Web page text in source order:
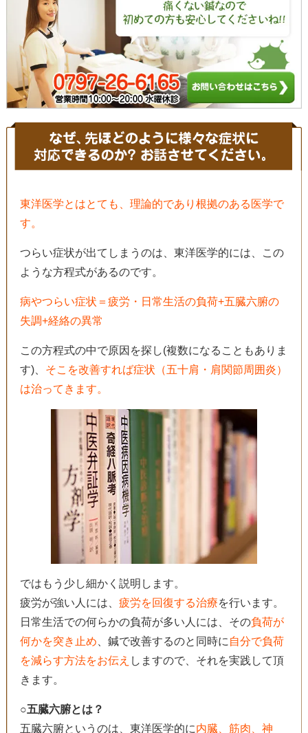
東洋医学とはとても、理論的であり根拠のある医学で
す。
つらい症状が出てしまうのは、東洋医学的には、この
ような方程式があるのです。
病やつらい症状＝疲労・日常生活の負荷+五臓六腑の
失調+経絡の異常
この方程式の中で原因を探し(複数になることもありま
す)、 そこを改善すれば症状（五十肩・肩関節周囲炎）
は治ってきます。
ではもう少し細かく説明します。
疲労が強い人には、 疲労を回復する治療を行います。
日常生活での何らかの負荷が多い人には、その負荷が
何かを突き止め 、鍼で改善するのと同時に 自分で負荷
を減らす方法をお伝え しますので、それを実践して頂
きます。
○五臓六腑とは？
五臓六腑というのは、東洋医学的に内臓、筋肉、神